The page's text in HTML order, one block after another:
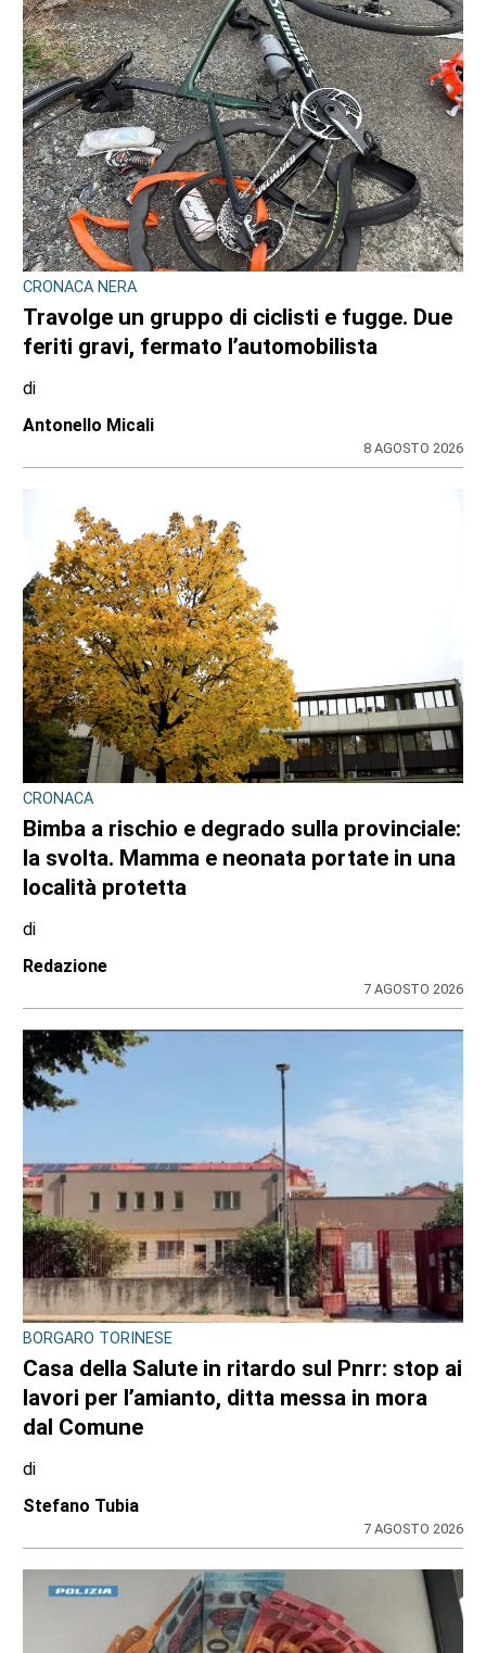
CRONACA NERA
Travolge un gruppo di ciclisti e fugge. Due
feriti gravi, fermato l’automobilista
di
Antonello Micali
8 AGOSTO 2026
CRONACA
Bimba a rischio e degrado sulla provinciale:
la svolta. Mamma e neonata portate in una
località protetta
di
Redazione
7 AGOSTO 2026
BORGARO TORINESE
Casa della Salute in ritardo sul Pnrr: stop ai
lavori per l’amianto, ditta messa in mora
dal Comune
di
Stefano Tubia
7 AGOSTO 2026